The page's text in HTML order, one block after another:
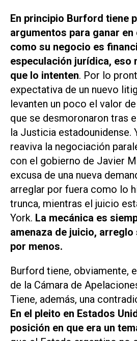
En principio Burford tiene
argumentos para ganar en
como su negocio es
especulación jurídica, eso
que lo intenten. Por lo
expectativa de un nuevo
levanten un poco el valor
que se desmoronaron tras
la Justicia estadounidense.
reaviva la negociación
con el gobierno de Javier
excusa de una nueva
arreglar por fuera como lo
trunca, mientras el juicio
York. La mecánica es
amenaza de juicio,
por menos.
Burford tiene, obviamente,
de la Cámara de
Tiene, además, una
En el pleito en Estados
posición en que era un